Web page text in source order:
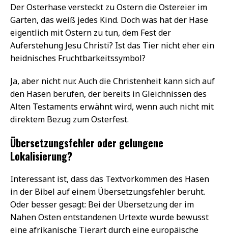
Der Osterhase versteckt zu Ostern die Ostereier im
Garten, das weiß jedes Kind. Doch was hat der Hase
eigentlich mit Ostern zu tun, dem Fest der
Auferstehung Jesu Christi? Ist das Tier nicht eher ein
heidnisches Fruchtbarkeitssymbol?
Ja, aber nicht nur. Auch die Christenheit kann sich auf
den Hasen berufen, der bereits in Gleichnissen des
Alten Testaments erwähnt wird, wenn auch nicht mit
direktem Bezug zum Osterfest.
Übersetzungsfehler oder gelungene
Lokalisierung?
Interessant ist, dass das Textvorkommen des Hasen
in der Bibel auf einem Übersetzungsfehler beruht.
Oder besser gesagt: Bei der Übersetzung der im
Nahen Osten entstandenen Urtexte wurde bewusst
eine afrikanische Tierart durch eine europäische